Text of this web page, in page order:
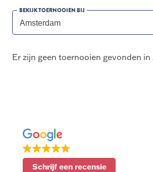
BEKIJK TOERNOOIEN BIJ
Er zijn geen toernooien gevonden
Schrijf een recensie